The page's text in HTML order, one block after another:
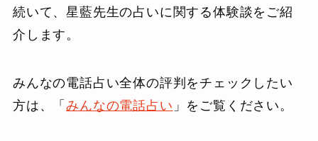
続いて、星藍先生の占いに関する体験談をご紹
介します。
みんなの電話占い全体の評判をチェックしたい
方は、「みんなの電話占い 」をご覧ください。